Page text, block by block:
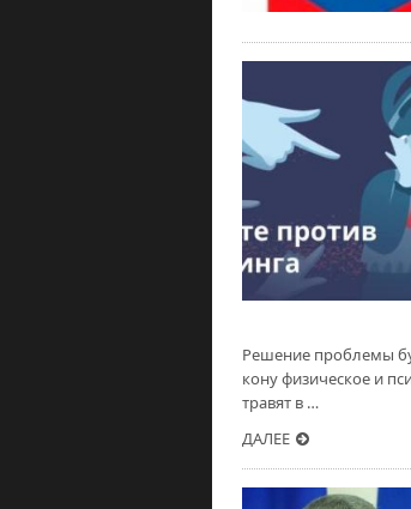
Решение проблемы
кону физическое и
травят в …
ДАЛЕЕ